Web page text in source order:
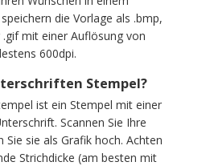
die Vorlage als .bmp,
mit einer Auflösung von
600dpi.
Stempel?
ist ein Stempel mit einer
Scannen Sie Ihre
sie als Grafik hoch. Achten
Strichdicke (am besten mit